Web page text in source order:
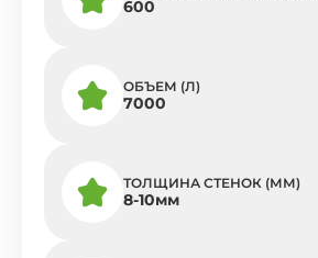
600
ОБЪЕМ (Л)
7000
ТОЛЩИНА СТЕНОК (ММ)
8-10мм